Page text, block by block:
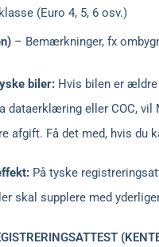
(Euro 4, 5, 6 osv.)
– Bemærkninger, fx
biler: Hvis bilen er ældre
dataerklæring eller COC,
afgift. Få det med, hvis du
På tyske
skal supplere med